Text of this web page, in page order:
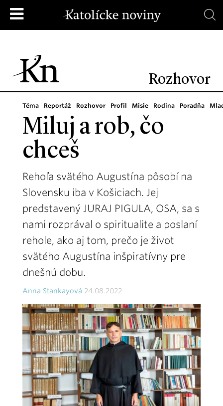
Rozhovor
Téma Reportáž Rozhovor Profil Misie Rodina Poradňa
Miluj a rob, čo
chceš
Rehoľa svätého Augustína pôsobí na
Slovensku iba v Košiciach. Jej
predstavený JURAJ PIGULA, OSA, sa s
nami rozprával o spiritualite a poslaní
rehole, ako aj tom, prečo je život
svätého Augustína inšpiratívny pre
dnešnú dobu.
Anna Stankayová 24.08.2022